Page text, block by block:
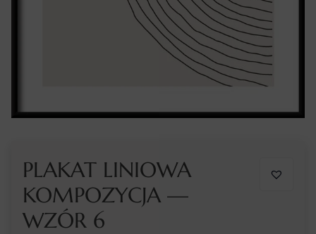
PLAKAT LINIOWA
KOMPOZYCJA —
WZÓR 6